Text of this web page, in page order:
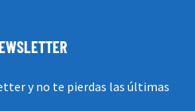
y no te pierdas las últimas